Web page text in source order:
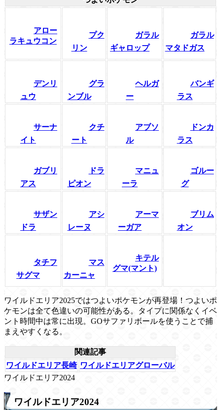
アロー
ラキュウコン
プク
リン
ガラル
ギャロップ
ガラル
マタドガス
デンリ
ュウ
グラ
ンブル
ヘルガ
ー
バンギ
ラス
サーナ
イト
クチ
ート
アブソ
ル
ドンカ
ラス
ガブリ
アス
ドラ
ピオン
マニュ
ーラ
ゴルー
グ
サザン
ドラ
アシ
レーヌ
アーマ
ーガア
ブリム
オン
タチフ
サグマ
マス
カーニャ
キテル
グマ(マント)
ワイルドエリア2025ではつよいポケモンが再登場！つよいポ
ケモンは全て色違いの可能性がある。タイプに関係なくイベ
ント時間中は常に出現。GOサファリボールを使うことで捕
まえやすくなる。
関連記事
ワイルドエリア長崎 ワイルドエリアグローバル
ワイルドエリア2024
ワイルドエリア2024